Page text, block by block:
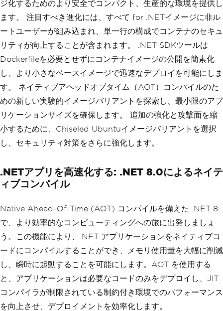
ジ化するためのより安全でコンパクト、生産的な環境を提供し
ます。 注目すべき進化には、すべて for .NETイメージに非ル
ートユーザーが組み込まれ、単一行の構成でコンテナのセキュ
リティが向上することが含まれます。 .NET SDKツールは
Dockerfileを必要とせずにコンテナイメージの公開を簡素化
し、より小さなベースイメージで迅速なデプロイを可能にしま
す。 ネイティブアヘッドオブタイム（AOT）コンパイルのた
めの新しい実験的イメージバリアントを探索し、最小限のアプ
リケーションサイズを確保します。 追加の強化と攻撃面を縮
小するために、Chiseled Ubuntuイメージバリアントを選択
し、セキュリティ対策をさらに強化します。
.NETアプリを高速化する: .NET 8.0によるネイテ
ィブコンパイル
Native Ahead-Of-Time (AOT) コンパイルを備えた .NET 8
で、より効率的なコンピューティングへの旅に出発しましょ
う。この機能により、.NET アプリケーションをネイティブコ
ードにコンパイルすることができ、メモリ使用量を大幅に削減
し、瞬時に起動することを可能にします。AOT を使用する
と、アプリケーションは必要なコードのみをデプロイし、JIT
コンパイラが制限されている制約付き環境でのパフォーマンス
を向上させ、デプロイメントを効率化します。